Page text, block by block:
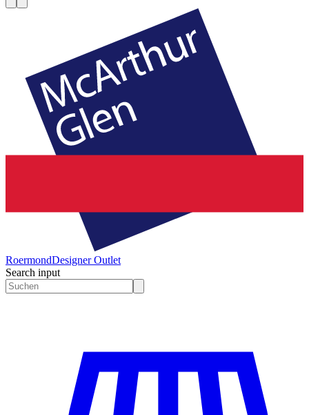
RoermondDesigner Outlet
Search input